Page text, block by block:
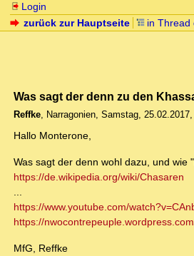
Login
zurück zur Hauptseite
in Thread
Was sagt der denn zu den
Reffke, Narragonien, Samstag, 25.02.2017,
Hallo Monterone,
Was sagt der denn wohl dazu, und
https://de.wikipedia.org/wiki/Chasaren
...
https://www.youtube.com/
https://
MfG, Reffke